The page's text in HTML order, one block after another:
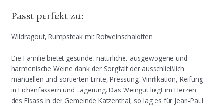
Passt perfekt zu:
Wildragout, Rumpsteak mit Rotweinschalotten
Die Familie bietet gesunde, natürliche, ausgewogene und
harmonische Weine dank der Sorgfalt der ausschließlich
manuellen und sortierten Ernte, Pressung, Vinifikation, Reifung
in Eichenfässern und Lagerung. Das Weingut liegt im Herzen
des Elsass in der Gemeinde Katzenthal; so lag es für Jean-Paul